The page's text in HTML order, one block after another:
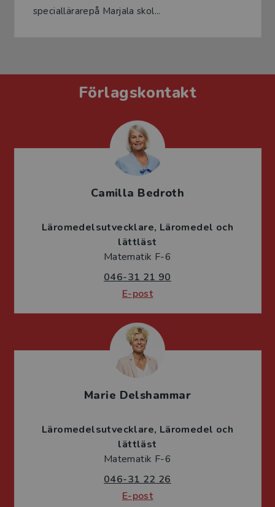
speciallärarepå Marjala skol...
Förlagskontakt
Camilla Bedroth
Läromedelsutvecklare Läromedel och
lättläst
Matematik F-6
046-31 21 90
E-post
Marie Delshammar
Läromedelsutvecklare Läromedel och
lättläst
Matematik F-6
046-31 22 26
E-post